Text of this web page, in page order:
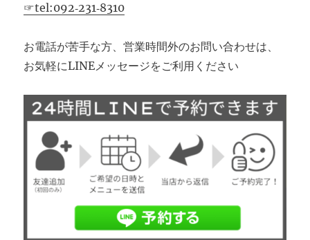
☞tel:092‐231‐8310
お電話が苦手な方、営業時間外のお問い合わせは、
お気軽にLINEメッセージをご利用ください